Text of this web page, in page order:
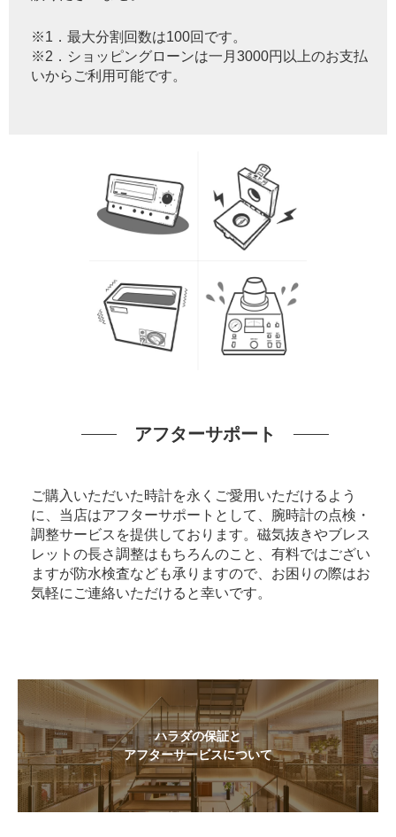
※1．最大分割回数は100回です。
※2．ショッピングローンは一月3000円以上のお支払
いからご利用可能です。
アフターサポート
ご購入いただいた時計を永くご愛用いただけるよう
に、当店はアフターサポートとして、腕時計の点検・
調整サービスを提供しております。磁気抜きやブレス
レットの長さ調整はもちろんのこと、有料ではござい
ますが防水検査なども承りますので、お困りの際はお
気軽にご連絡いただけると幸いです。
ハラダの保証と
アフターサービスについて